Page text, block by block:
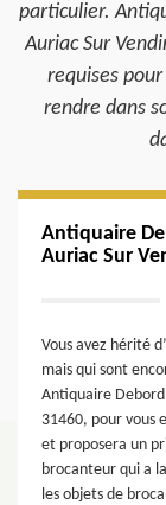
particulier.
Auriac Sur
requises
rendre dans
Antiquaire
Auriac Sur
Vous avez hérité
mais qui sont
Antiquaire
31460, pour vous
et proposera un
brocanteur qui a
les objets de